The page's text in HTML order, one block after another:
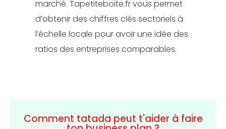
marché. Tapetiteboite.fr vous permet
d’obtenir des chiffres clés sectoriels à
l’échelle locale pour avoir une idée des
ratios des entreprises comparables.
Comment tatada peut t'aider à faire